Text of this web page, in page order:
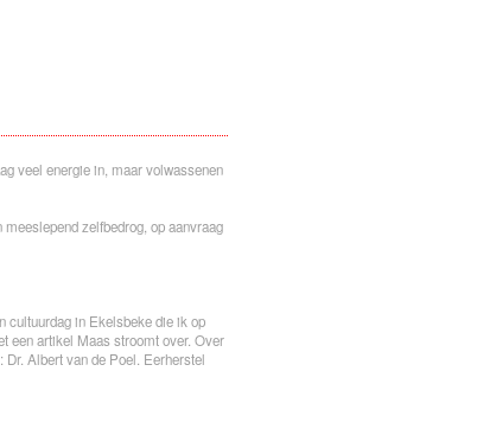
veel energie in, maar volwassenen
zelfbedrog, op aanvraag
cultuurdag in Ekelsbeke die ik op
een artikel Maas stroomt over. Over
Dr. Albert van de Poel. Eerherstel